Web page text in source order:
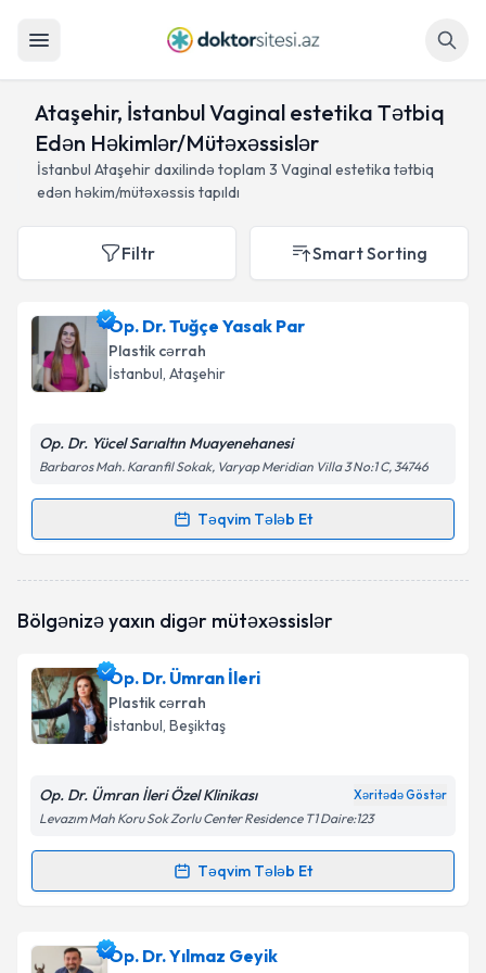
Ataşehir, İstanbul Vaginal estetika Tətbiq
Edən Həkimlər/Mütəxəssislər
İstanbul Ataşehir daxilində toplam 3 Vaginal estetika tətbiq
edən həkim/mütəxəssis tapıldı
Filtr Smart Sorting
Op. Dr. Tuğçe Yasak Par
Plastik cərrah
İstanbul, Ataşehir
Op. Dr. Yücel Sarıaltın Muayenehanesi
Barbaros Mah. Karanfil Sokak, Varyap Meridian Villa 3 No:1 C, 34746
Təqvim Tələb Et
Randevu Təqvimi Tələbi
təqvimi tələbi yaradın. Bu mütəxəssisdən randevu ala
məlumatlandırılacaqsınız.
E-poçt Ünvanınız
Şəxsi məlumatlarımın emal edilməsinə dair
məlumatlarımın göstərilən çərçivədə emal
edilməsinə razılıq verirəm.
Təqvim Tələbini Göndər
Bölgənizə yaxın digər mütəxəssislər
Op. Dr. Ümran İleri
Plastik cərrah
İstanbul, Beşiktaş
Op. Dr. Ümran İleri Özel Klinikası Xəritədə Göstər
Levazım Mah Koru Sok Zorlu Center Residence T1 Daire:123
Təqvim Tələb Et
Randevu Təqvimi Tələbi
Op. Dr. Ümran İleri {name} üçün randevu təqvimi
Op. Dr. Yılmaz Geyik